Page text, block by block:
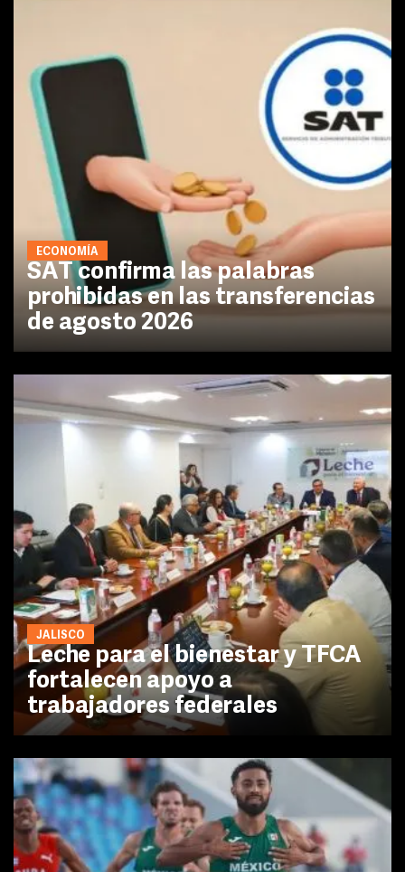
ECONOMÍA
SAT confirma las palabras
prohibidas en las transferencias
de agosto 2026
JALISCO
Leche para el bienestar y TFCA
fortalecen apoyo a
trabajadores federales